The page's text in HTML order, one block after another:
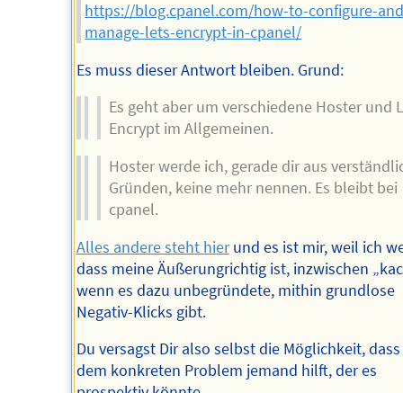
https://blog.cpanel.com/how-to-configure-
manage-lets-encrypt-in-cpanel/
Es muss dieser Antwort bleiben. Grund:
Es geht aber um verschiedene Hoster und
Encrypt im Allgemeinen.
Hoster werde ich, gerade dir aus
Gründen, keine mehr nennen. Es bleibt bei
cpanel.
Alles andere steht hierund es ist mir, weil ich
dass meine Äußerungrichtig ist, inzwischen
wenn es dazu unbegründete, mithin grundlose
Negativ-Klicks gibt.
Du versagst Dir also selbst die Möglichkeit,
dem konkreten Problem jemand hilft, der es